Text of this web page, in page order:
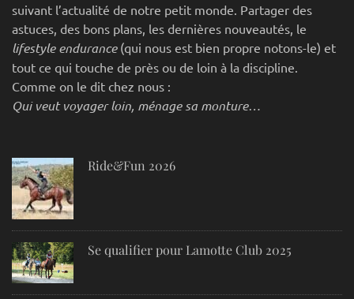
suivant l’actualité de notre petit monde. Partager des
astuces, des bons plans, les dernières nouveautés, le
lifestyle endurance(qui nous est bien propre notons-le) et
tout ce qui touche de près ou de loin à la discipline.
Comme on le dit chez nous :
Qui veut voyager loin, ménage sa monture…
Ride&Fun 2026
Se qualifier pour Lamotte Club 2025